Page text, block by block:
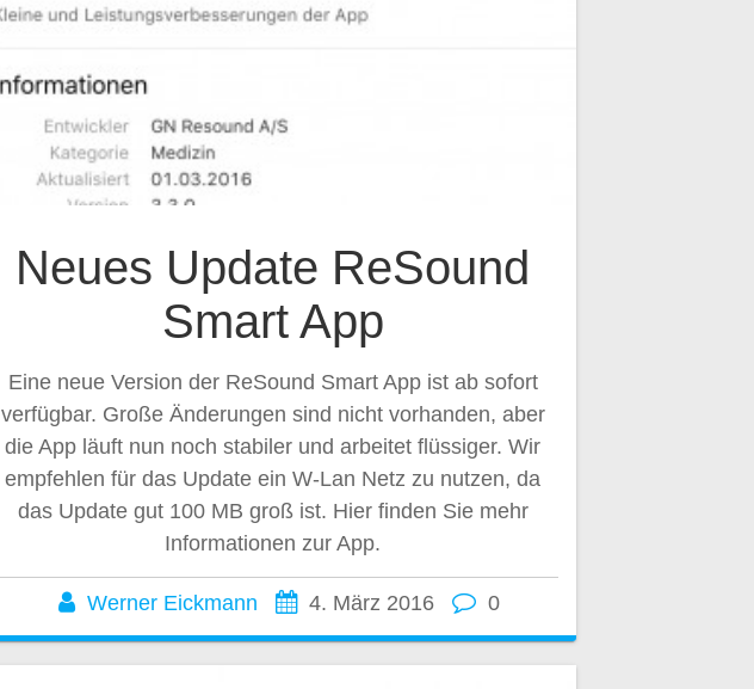
Neues Update ReSound
Smart App
Eine neue Version der ReSound Smart App ist ab sofort
verfügbar. Große Änderungen sind nicht vorhanden, aber
die App läuft nun noch stabiler und arbeitet flüssiger. Wir
empfehlen für das Update ein W-Lan Netz zu nutzen, da
das Update gut 100 MB groß ist. Hier finden Sie mehr
Informationen zur App.
Werner Eickmann 4. März 2016 0